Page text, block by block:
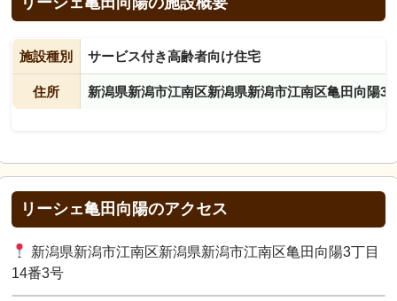
施設種別 サービス付き高齢者向け住宅
住所 新潟県新潟市江南区新潟県新潟市江南区亀田向陽3
リーシェ亀田向陽のアクセス
新潟県新潟市江南区新潟県新潟市江南区亀田向陽3丁目
14番3号